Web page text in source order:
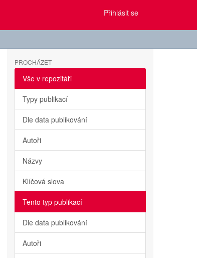
Přihlásit se
PROCHÁZET
Vše v repozitáři
Typy publikací
Dle data publikování
Autoři
Názvy
Klíčová slova
Tento typ publikací
Dle data publikování
Autoři